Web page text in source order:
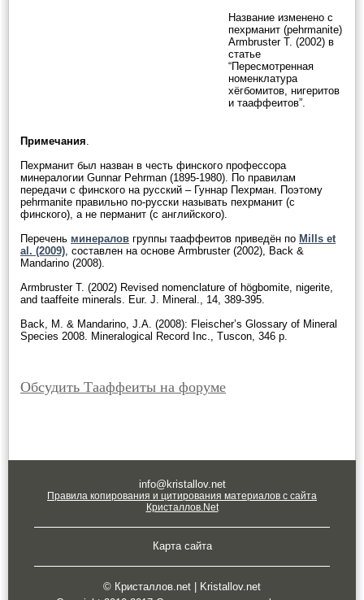
Название изменено с
пехрманит (pehrmanite)
Armbruster T. (2002) в
статье
“Пересмотренная
номенклатура
хёгбомитов, нигеритов
и тааффеитов”.
Примечания.
Пехрманит был назван в честь финского профессора
минералогии Gunnar Pehrman (1895-1980). По правилам
передачи с финского на русский – Гуннар Пехрман. Поэтому
pehrmanite правильно по-русски называть пехрманит (с
финского), а не перманит (с английского).
Перечень минералов группы тааффеитов приведён по Mills et
al. (2009), составлен на основе Armbruster (2002), Back &
Mandarino (2008).
Armbruster T. (2002) Revised nomenclature of högbomite, nigerite,
and taaffeite minerals. Eur. J. Mineral., 14, 389-395.
Back, M. & Mandarino, J.A. (2008): Fleischer’s Glossary of Mineral
Species 2008. Mineralogical Record Inc., Tuscon, 346 p.
Обсудить Тааффеиты на форуме
info@kristallov.net
Правила копирования и цитирования материалов с сайта
Кристаллов.Net
Карта сайта
© Кристаллов.net | Kristallov.net